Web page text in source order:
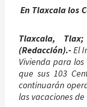
En Tlaxcala los
Tlaxcala,
(Redacción).- El
Vivienda para
que sus 103
continuarán
las vacaciones de